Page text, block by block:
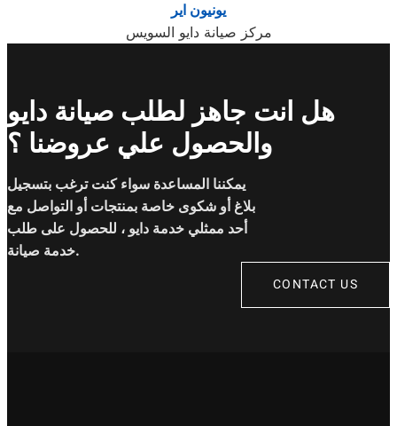
يونيون اير
مركز صيانة دايو السويس
هل انت جاهز لطلب صيانة دايو
والحصول علي عروضنا ؟
يمكننا المساعدة سواء كنت ترغب بتسجيل
بلاغ أو شكوى خاصة بمنتجات أو التواصل مع
أحد ممثلي خدمة دايو ، للحصول على طلب
خدمة صيانة.
CONTACT US